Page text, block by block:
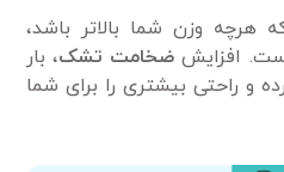
وزن شما بالاتر باشد،
افزایش ضخامت تشک، بار
و راحتی بیشتری را برای شما